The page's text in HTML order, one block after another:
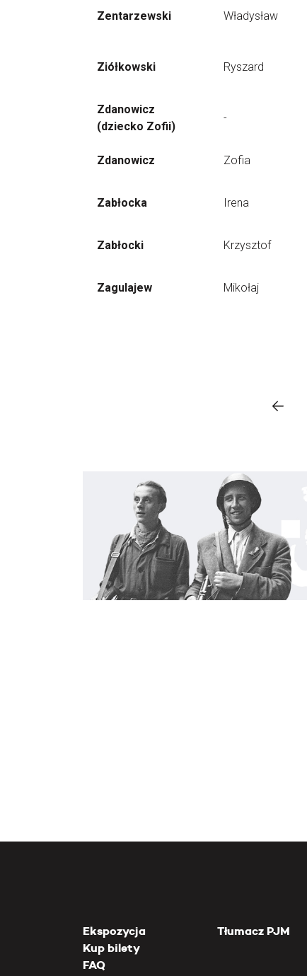
Zentarzewski Władysław
Ziółkowski Ryszard
Zdanowicz
(dziecko Zofii)
-
Zdanowicz Zofia
Zabłocka Irena
Zabłocki Krzysztof
Zagulajew Mikołaj
Ekspozycja
Kup bilety
FAQ
Tłumacz PJM